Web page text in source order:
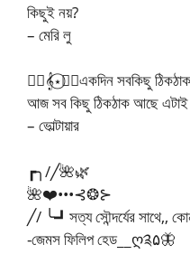
কিছুই নয়?
– মেরি লু
🧚‍♂️𝄞⋆⃝🧚‍♀️একদিন সবকিছু
আজ সব কিছু ঠিকঠাক আছে এটাই
– ভোল্টায়ার
┏╮/╱🌺🌿
🌺❤️•••⊰❂⊱
╱/ ╰┛সত্য সৌন্দর্যের সাথে,,
-জেমস ফিলিপ হেড__ღ༉۵🦋